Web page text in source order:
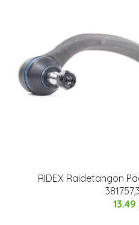
RIDEX Raidetangon
13.49